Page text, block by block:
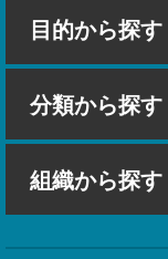
目的から探す
分類から探す
組織から探す